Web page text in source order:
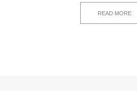
READ MORE